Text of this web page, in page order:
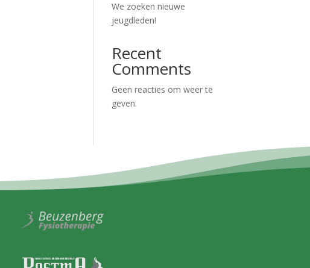
We zoeken nieuwe
jeugdleden!
Recent
Comments
Geen reacties om weer te
geven.